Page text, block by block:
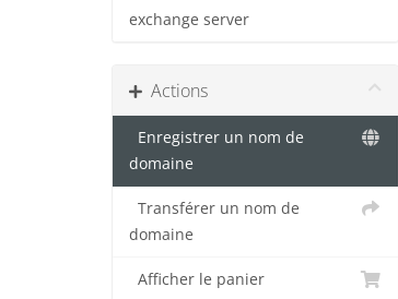
exchange server
Actions
Enregistrer un nom de
domaine
Transférer un nom de
domaine
Afficher le panier